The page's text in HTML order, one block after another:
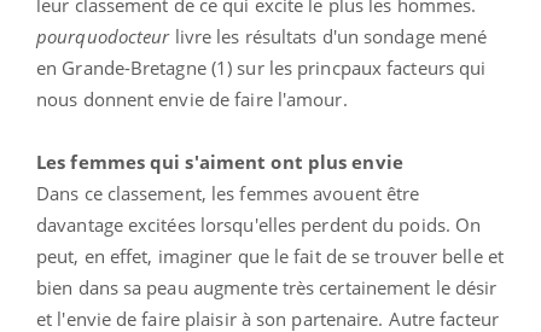
pourquodocteurlivre les résultats d'un sondage mené
en Grande-Bretagne (1) sur les princpaux facteurs qui
nous donnent envie de faire l'amour.
Les femmes qui s'aiment ont plus envie
Dans ce classement, les femmes avouent être
davantage excitées lorsqu'elles perdent du poids. On
peut, en effet, imaginer que le fait de se trouver belle et
bien dans sa peau augmente très certainement le désir
et l'envie de faire plaisir à son partenaire. Autre facteur